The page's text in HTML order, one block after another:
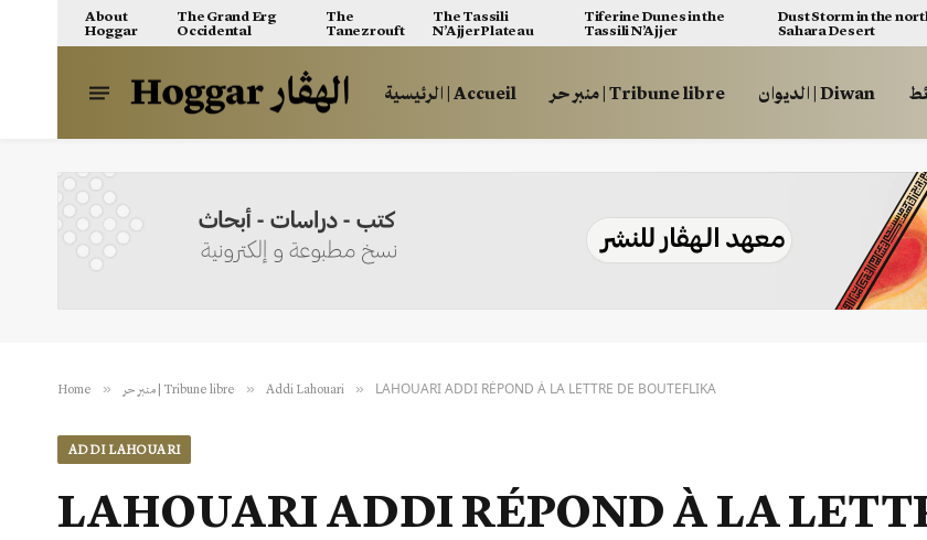
About
Hoggar
The Grand Erg
Occidental
The
Tanezrouft
The Tassili
N’Ajjer Plateau
Tiferine Dunes in the
Tassili N’Ajjer
Dust Storm in the
Sahara Desert
الرئيسية | Accueil منبر حر | Tribune libre الديوان | Diwan
Home » منبر حر | Tribune libre » Addi Lahouari » LAHOUARI ADDI RÉPOND À LA LETTRE DE BOUTEFLIKA
ADDI LAHOUARI
LAHOUARI ADDI RÉPOND À LA